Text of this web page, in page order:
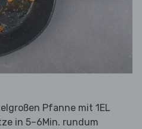
Pfanne mit 1EL
in 5–6Min. rundum